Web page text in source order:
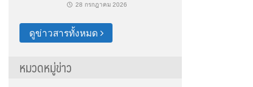
28 กรกฎาคม 2026
ดูข่าวสารทั้งหมด
หมวดหมู่ข่าว